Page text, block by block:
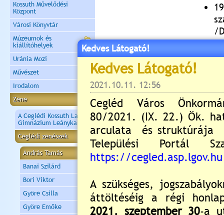
Kossuth Művelődési
Központ
Városi Könyvtár
Múzeumok és
kiállítóhelyek
Uránia Mozi
Művészet
Irodalom
Zene
A Ceglédi Kossuth Lajos
Gimnázium Leánykara
Ceglédi zenészek
András Tamás
Banai Szilárd
Bori Viktor
Györe Csilla
Györe Emőke
/
Kedves Látogató!